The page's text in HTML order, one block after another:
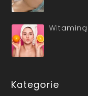
Kategorie